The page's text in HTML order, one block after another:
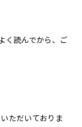
く読んでから、ご
ただいておりま